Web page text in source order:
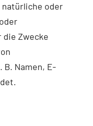
oder
die Zwecke
B. Namen, E-